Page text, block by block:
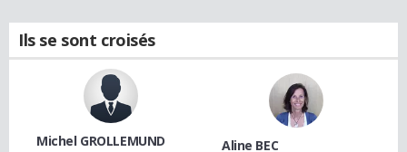
Ils se sont croisés
Michel GROLLEMUND Aline BEC